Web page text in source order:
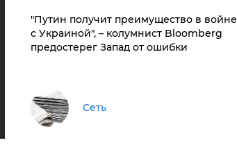
"Путин получит преимущество в войне
с Украиной", – колумнист Bloomberg
предостерег Запад от ошибки
Сеть